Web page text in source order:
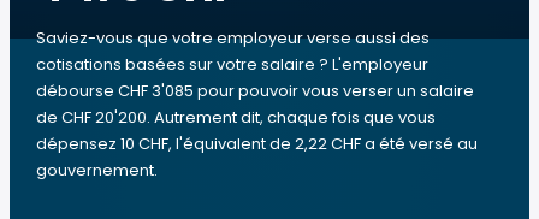
Saviez-vous que votre employeur verse aussi des
cotisations basées sur votre salaire ? L'employeur
débourse CHF 3'085 pour pouvoir vous verser un salaire
de CHF 20'200. Autrement dit, chaque fois que vous
dépensez 10 CHF, l'équivalent de 2,22 CHF a été versé au
gouvernement.